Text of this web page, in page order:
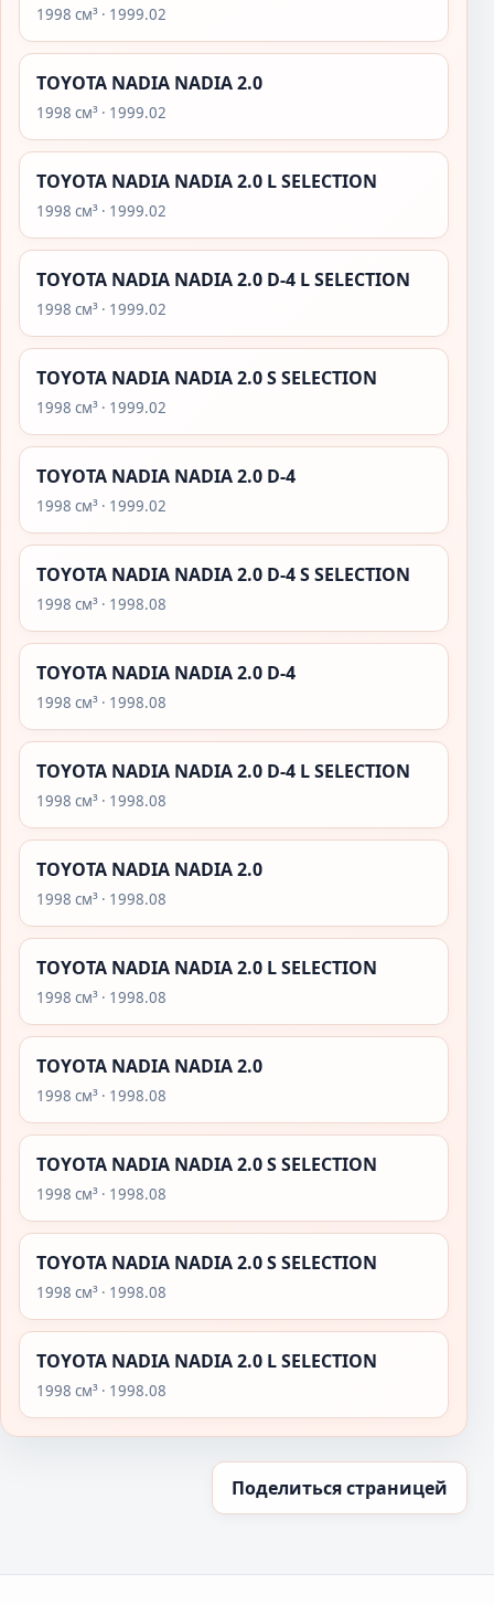
1998 см³ · 1999.02
TOYOTA NADIA NADIA 2.0
1998 см³ · 1999.02
TOYOTA NADIA NADIA 2.0 L SELECTION
1998 см³ · 1999.02
TOYOTA NADIA NADIA 2.0 D-4 L SELECTION
1998 см³ · 1999.02
TOYOTA NADIA NADIA 2.0 S SELECTION
1998 см³ · 1999.02
TOYOTA NADIA NADIA 2.0 D-4
1998 см³ · 1999.02
TOYOTA NADIA NADIA 2.0 D-4 S SELECTION
1998 см³ · 1998.08
TOYOTA NADIA NADIA 2.0 D-4
1998 см³ · 1998.08
TOYOTA NADIA NADIA 2.0 D-4 L SELECTION
1998 см³ · 1998.08
TOYOTA NADIA NADIA 2.0
1998 см³ · 1998.08
TOYOTA NADIA NADIA 2.0 L SELECTION
1998 см³ · 1998.08
TOYOTA NADIA NADIA 2.0
1998 см³ · 1998.08
TOYOTA NADIA NADIA 2.0 S SELECTION
1998 см³ · 1998.08
TOYOTA NADIA NADIA 2.0 S SELECTION
1998 см³ · 1998.08
TOYOTA NADIA NADIA 2.0 L SELECTION
1998 см³ · 1998.08
Поделиться страницей